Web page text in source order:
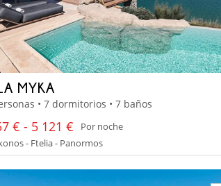
MYKA
• 7 dormitorios • 7 baños
€ - 5 121 €
Por noche
- Ftelia - Panormos